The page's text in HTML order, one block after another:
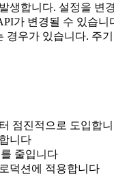
생합니다. 설정을 변
가 변경될 수 있습
우가 있습니다. 주
점진적으로 도입합
니다
줄입니다
덕션에 적용합니다